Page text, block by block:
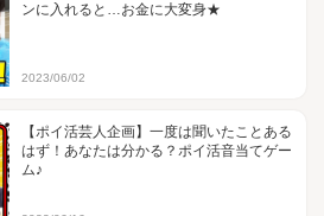
ンに入れると…お金に大変身★
2023/06/02
【ポイ活芸人企画】一度は聞いたことある
はず！あなたは分かる？ポイ活音当てゲー
ム♪